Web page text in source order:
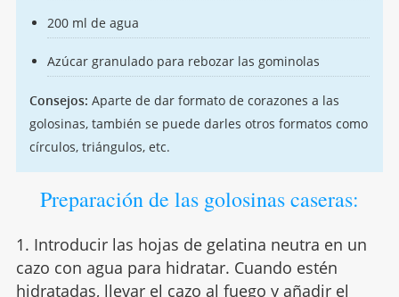
200 ml de agua
Azúcar granulado para rebozar las gominolas
Consejos: Aparte de dar formato de corazones a las
golosinas, también se puede darles otros formatos como
círculos, triángulos, etc.
Preparación de las golosinas caseras:
1. Introducir las hojas de gelatina neutra en un
cazo con agua para hidratar. Cuando estén
hidratadas, llevar el cazo al fuego y añadir el